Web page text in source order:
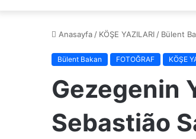
Anasayfa / KÖŞE YAZILARI / Bülent
Bülent Bakan FOTOĞRAF KÖŞE
Gezegenin
Sebastião